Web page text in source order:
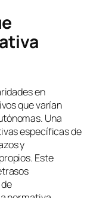
en
que varían
Una
específicas de
y
Este